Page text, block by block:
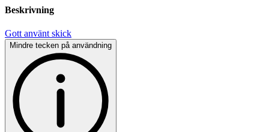
Beskrivning
Gott använt skick
Mindre tecken på användning